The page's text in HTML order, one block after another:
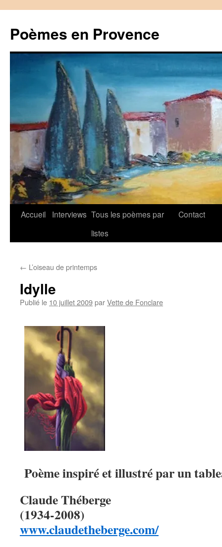
contenu
Poèmes en Provence
Accueil Interviews Tous les poèmes par
listes
Contact
← L’oiseau de printemps
Idylle
Publié le 10 juillet 2009parVette de Fonclare
Poème inspiré et illustré par un
Claude Théberge
(1934-2008)
www.claudetheberge.com/